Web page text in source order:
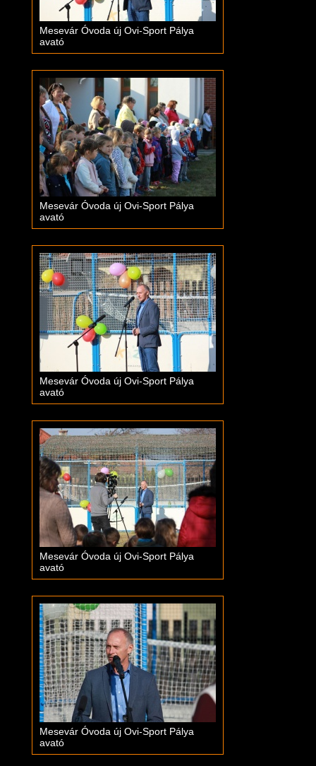
Mesevár Óvoda új Ovi-Sport Pálya
avató
Mesevár Óvoda új Ovi-Sport Pálya
avató
Mesevár Óvoda új Ovi-Sport Pálya
avató
Mesevár Óvoda új Ovi-Sport Pálya
avató
Mesevár Óvoda új Ovi-Sport Pálya
avató